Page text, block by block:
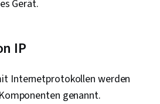
Abfragesprachen, Verwaltung
Überwachung von
Fähigkeiten, Generative KI,
Engineering, KI-Kenntnisse, Branding,
Gerät.
IP
Internetprotokollen werden
genannt.